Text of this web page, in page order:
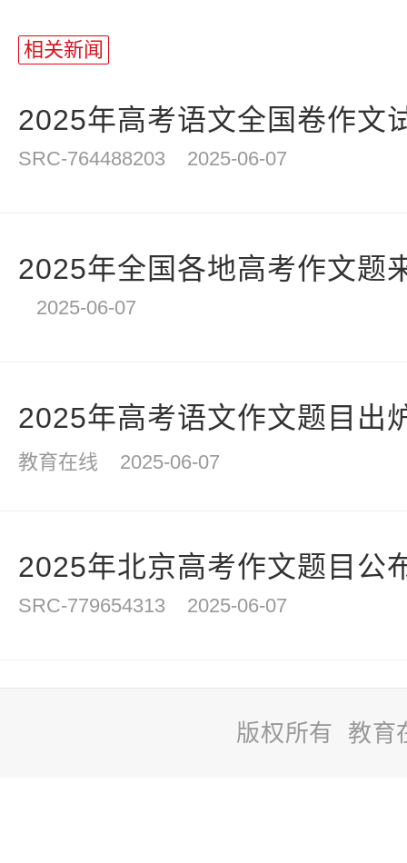
相关新闻
2025年高考语文全国卷作文
SRC-764488203 2025-06-07
2025年全国各地高考作文题
2025-06-07
2025年高考语文作文题目出
教育在线 2025-06-07
2025年北京高考作文题目公
SRC-779654313 2025-06-07
版权所有 教育